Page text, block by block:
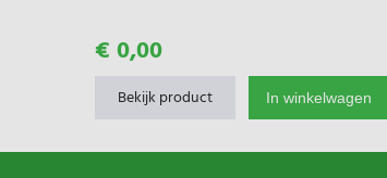
€ 0,00
Bekijk product In winkelwagen